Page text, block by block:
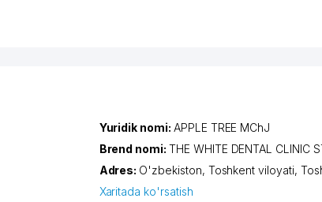
Yuridik nomi: APPLE TREE MChJ
Brend nomi: THE WHITE DENTAL CLINIC
Adres: O'zbekiston, Toshkent viloyati,
Xaritada ko'rsatish